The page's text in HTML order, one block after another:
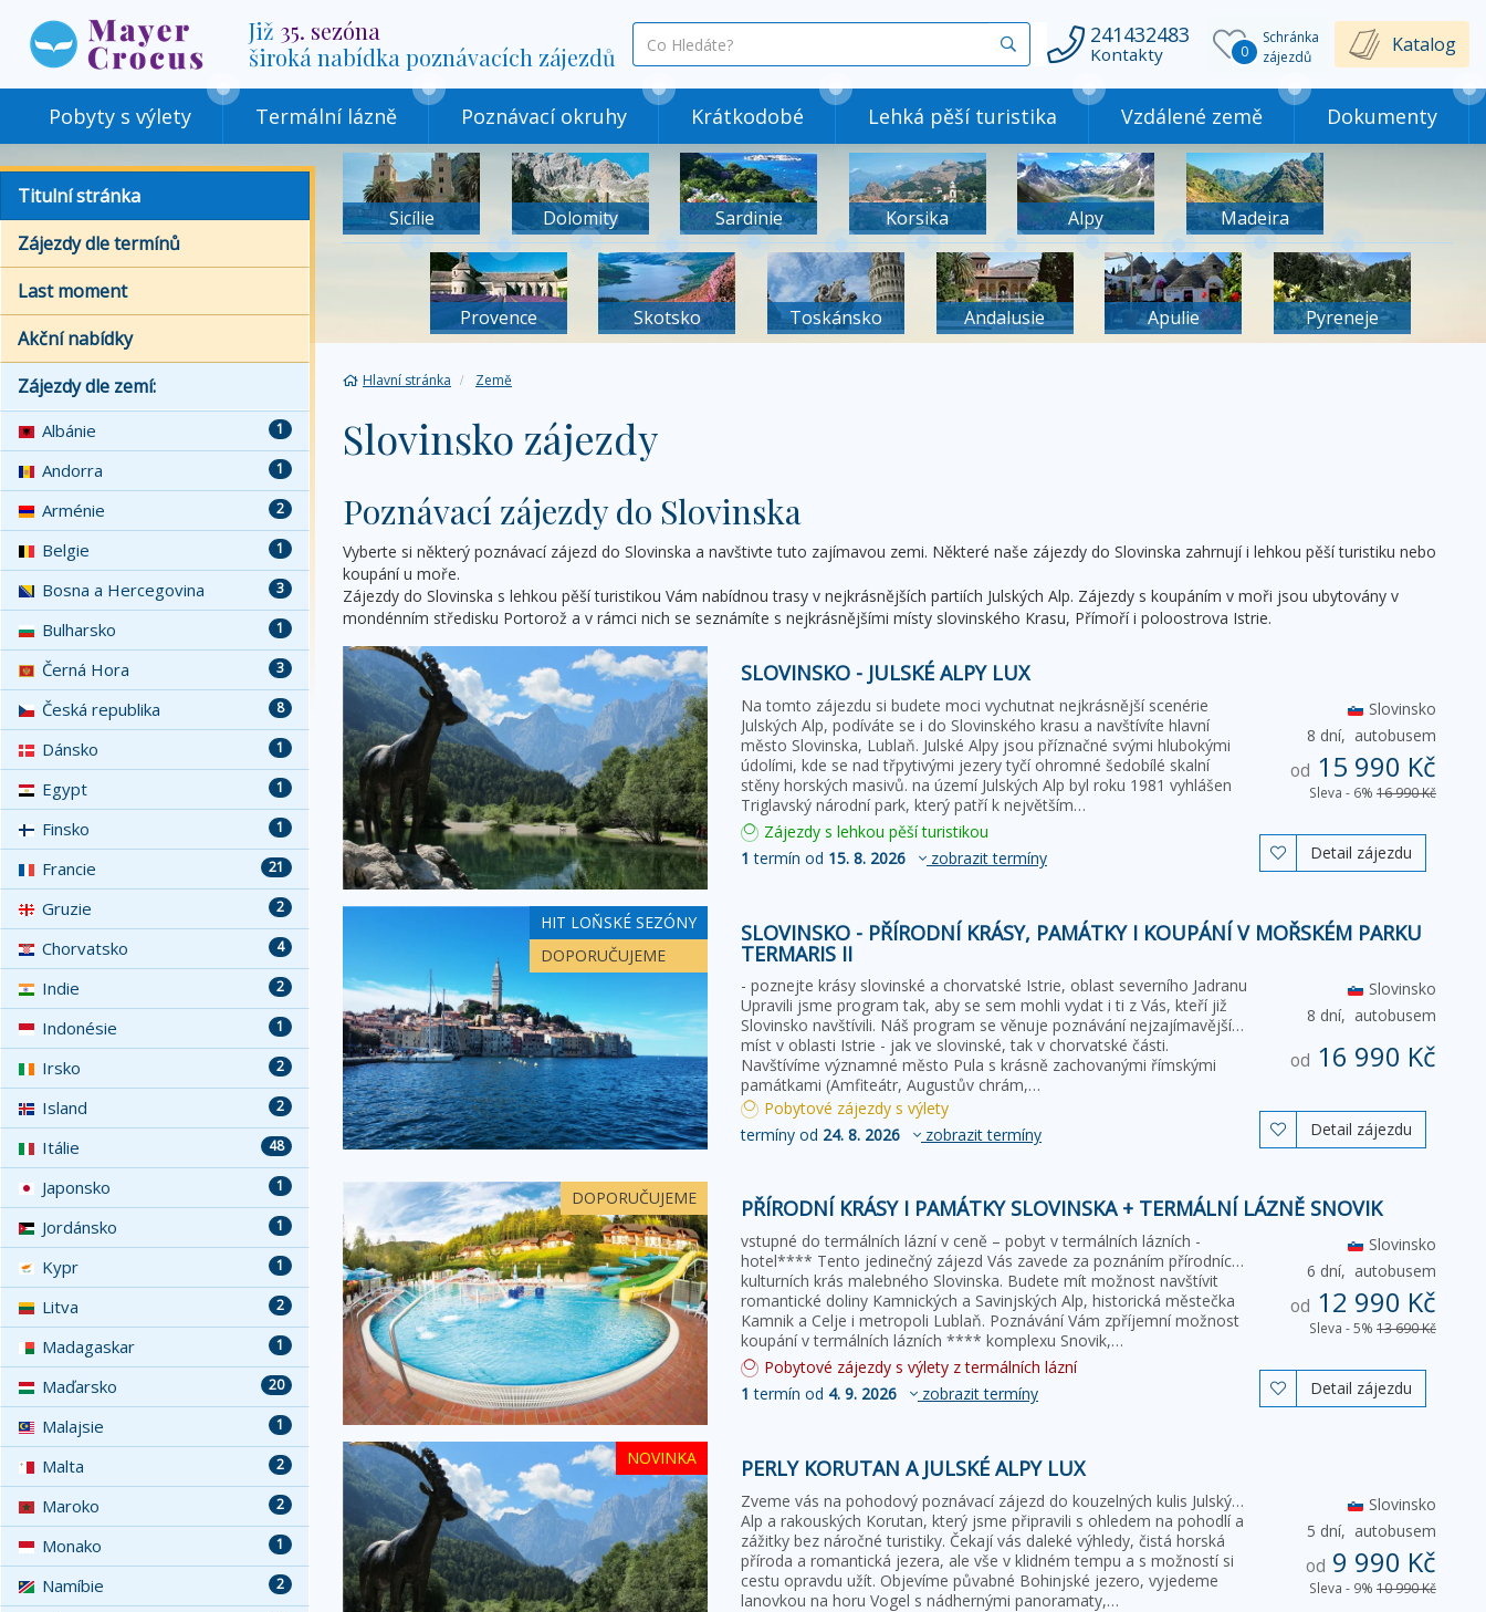
Již 35. sezóna
široká nabídka poznávacích zájezdů
co
hledáte
Vyhledat 241432483
Kontakty
Schránka
zájezdů
0 Katalog
Pobyty s výlety Termální lázně Poznávací okruhy Krátkodobé Lehká pěší turistika Vzdálené země Dokumenty
Sicílie Dolomity Sardinie Korsika Alpy Madeira
Provence Skotsko Toskánsko Andalusie Apulie Pyreneje
Hlavní stránka Země
Slovinsko zájezdy
Poznávací zájezdy do Slovinska
Vyberte si některý poznávací zájezd do Slovinska a navštivte tuto zajímavou zemi. Některé naše zájezdy do Slovinska zahrnují i lehkou pěší turistiku nebo
koupání u moře.
Zájezdy do Slovinska s lehkou pěší turistikou Vám nabídnou trasy v nejkrásnějších partiích Julských Alp. Zájezdy s koupáním v moři jsou ubytovány v
mondénním středisku Portorož a v rámci nich se seznámíte s nejkrásnějšími místy slovinského Krasu, Přímoří i poloostrova Istrie.
SLOVINSKO - JULSKÉ ALPY LUX
Na tomto zájezdu si budete moci vychutnat nejkrásnější scenérie
Julských Alp, podíváte se i do Slovinského krasu a navštívíte hlavní
město Slovinska, Lublaň. Julské Alpy jsou příznačné svými hlubokými
údolími, kde se nad třpytivými jezery tyčí ohromné šedobílé skalní
stěny horských masivů. na území Julských Alp byl roku 1981 vyhlášen
Triglavský národní park, který patří k největším…
Slovinsko
8 dní, autobusem
od 15 990 Kč
Sleva - 6% 16 990 Kč
Zájezdy s lehkou pěší turistikou
1 termín od 15. 8. 2026 zobrazit termíny  Detail zájezdu
HIT LOŇSKÉ SEZÓNY
DOPORUČUJEME
SLOVINSKO - PŘÍRODNÍ KRÁSY, PAMÁTKY I KOUPÁNÍ V MOŘSKÉM PARKU
TERMARIS II
- poznejte krásy slovinské a chorvatské Istrie, oblast severního Jadranu
Upravili jsme program tak, aby se sem mohli vydat i ti z Vás, kteří již
Slovinsko navštívili. Náš program se věnuje poznávání nejzajímavějších
míst v oblasti Istrie - jak ve slovinské, tak v chorvatské části.
Navštívíme významné město Pula s krásně zachovanými římskými
památkami (Amfiteátr, Augustův chrám,…
Slovinsko
8 dní, autobusem
od 16 990 Kč
Pobytové zájezdy s výlety
termíny od 24. 8. 2026 zobrazit termíny  Detail zájezdu
DOPORUČUJEME PŘÍRODNÍ KRÁSY I PAMÁTKY SLOVINSKA + TERMÁLNÍ LÁZNĚ SNOVIK
vstupné do termálních lázní v ceně – pobyt v termálních lázních -
hotel**** Tento jedinečný zájezd Vás zavede za poznáním přírodních i
kulturních krás malebného Slovinska. Budete mít možnost navštívit
romantické doliny Kamnických a Savinjských Alp, historická městečka
Kamnik a Celje i metropoli Lublaň. Poznávání Vám zpříjemní možnost
koupání v termálních lázních **** komplexu Snovik,…
Slovinsko
6 dní, autobusem
od 12 990 Kč
Sleva - 5% 13 690 Kč
Pobytové zájezdy s výlety z termálních lázní
1 termín od 4. 9. 2026 zobrazit termíny  Detail zájezdu
NOVINKA PERLY KORUTAN A JULSKÉ ALPY LUX
Zveme vás na pohodový poznávací zájezd do kouzelných kulis Julských
Alp a rakouských Korutan, který jsme připravili s ohledem na pohodlí a
zážitky bez náročné turistiky. Čekají vás daleké výhledy, čistá horská
příroda a romantická jezera, ale vše v klidném tempu a s možností si
cestu opravdu užít. Objevíme půvabné Bohinjské jezero, vyjedeme
lanovkou na horu Vogel s nádhernými panoramaty,…
Slovinsko
5 dní, autobusem
od 9 990 Kč
Sleva - 9% 10 990 Kč
Titulní stránka
Zájezdy dle termínů
Last moment
Akční nabídky
Zájezdy dle zemí:
1
Albánie
1
Andorra
2
Arménie
1
Belgie
3
Bosna a Hercegovina
1
Bulharsko
3
Černá Hora
8
Česká republika
1
Dánsko
1
Egypt
1
Finsko
21
Francie
2
Gruzie
4
Chorvatsko
2
Indie
1
Indonésie
2
Irsko
2
Island
48
Itálie
1
Japonsko
1
Jordánsko
1
Kypr
2
Litva
1
Madagaskar
20
Maďarsko
1
Malajsie
2
Malta
2
Maroko
1
Monako
2
Namíbie